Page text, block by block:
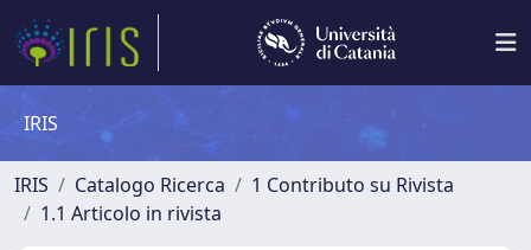
IRIS
IRIS Catalogo Ricerca
1 Contributo su Rivista
1.1 Articolo in rivista